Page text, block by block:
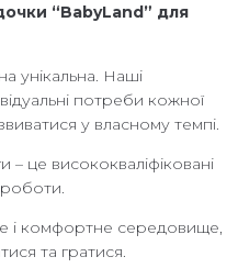
“BabyLand” для
унікальна. Наші
потреби кожної
у власному темпі.
– це висококваліфіковані
і комфортне середовище,
та гратися.